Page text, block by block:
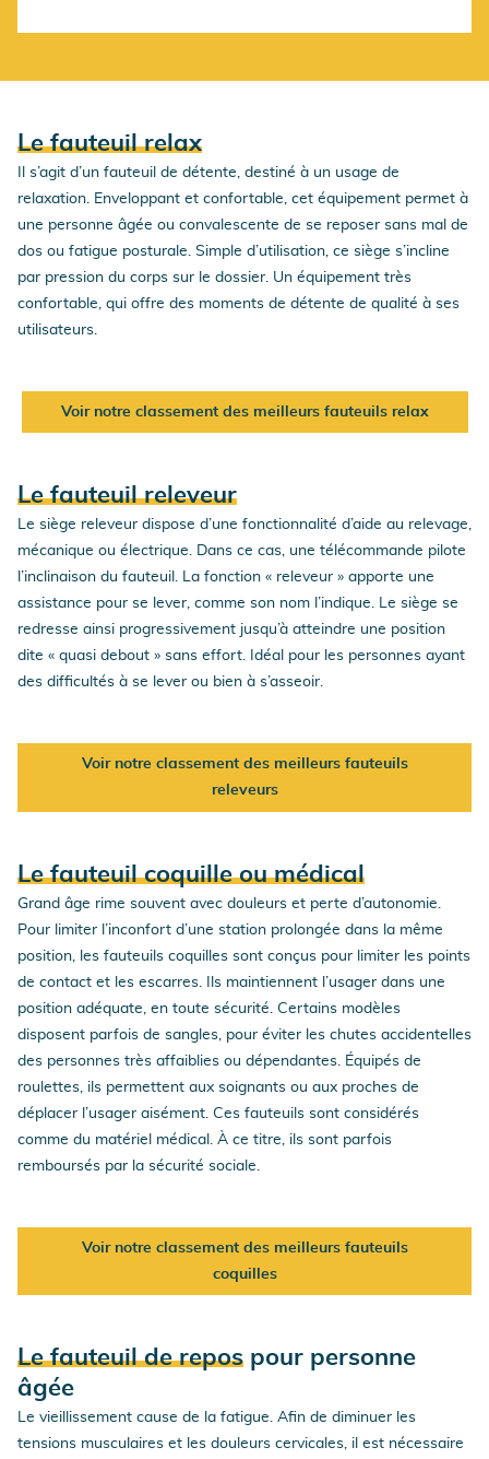
Le fauteuil relax
Il s’agit d’un fauteuil de détente, destiné à un usage de
relaxation. Enveloppant et confortable, cet équipement permet à
une personne âgée ou convalescente de se reposer sans mal de
dos ou fatigue posturale. Simple d’utilisation, ce siège s’incline
par pression du corps sur le dossier. Un équipement très
confortable, qui offre des moments de détente de qualité à ses
utilisateurs.
Voir notre classement des meilleurs fauteuils relax
Le fauteuil releveur
Le siège releveur dispose d’une fonctionnalité d’aide au relevage,
mécanique ou électrique. Dans ce cas, une télécommande pilote
l’inclinaison du fauteuil. La fonction « releveur » apporte une
assistance pour se lever, comme son nom l’indique. Le siège se
redresse ainsi progressivement jusqu’à atteindre une position
dite « quasi debout » sans effort. Idéal pour les personnes ayant
des difficultés à se lever ou bien à s’asseoir.
Voir notre classement des meilleurs fauteuils
releveurs
Le fauteuil coquille ou médical
Grand âge rime souvent avec douleurs et perte d’autonomie.
Pour limiter l’inconfort d’une station prolongée dans la même
position, les fauteuils coquilles sont conçus pour limiter les points
de contact et les escarres. Ils maintiennent l’usager dans une
position adéquate, en toute sécurité. Certains modèles
disposent parfois de sangles, pour éviter les chutes accidentelles
des personnes très affaiblies ou dépendantes. Équipés de
roulettes, ils permettent aux soignants ou aux proches de
déplacer l’usager aisément. Ces fauteuils sont considérés
comme du matériel médical. À ce titre, ils sont parfois
remboursés par la sécurité sociale.
Voir notre classement des meilleurs fauteuils
coquilles
Le fauteuil de repos pour personne
âgée
Le vieillissement cause de la fatigue. Afin de diminuer les
tensions musculaires et les douleurs cervicales, il est nécessaire